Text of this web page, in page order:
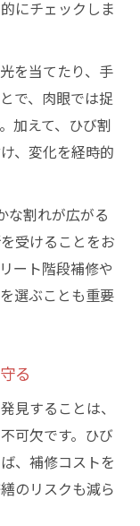
にチェックしま
を当てたり、手
で、肉眼では捉
加えて、ひび割
、変化を経時的
な割れが広がる
受けることをお
ート階段補修や
選ぶことも重要
る
見することは、
可欠です。ひび
、補修コストを
のリスクも減ら